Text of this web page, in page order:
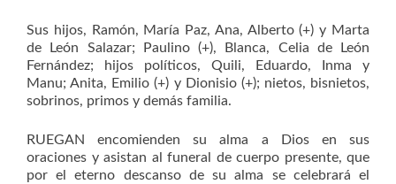
Sus hijos, Ramón, María Paz, Ana, Alberto (+) y Marta
de León Salazar; Paulino (+), Blanca, Celia de León
Fernández; hijos políticos, Quili, Eduardo, Inma y
Manu; Anita, Emilio (+) y Dionisio (+); nietos, bisnietos,
sobrinos, primos y demás familia.
RUEGAN encomienden su alma a Dios en sus
oraciones y asistan al funeral de cuerpo presente, que
por el eterno descanso de su alma se celebrará el